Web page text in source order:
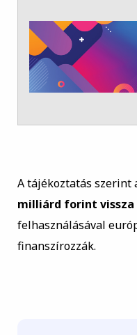
A tájékoztatás
milliárd forint
felhasználásával
finanszírozzák.